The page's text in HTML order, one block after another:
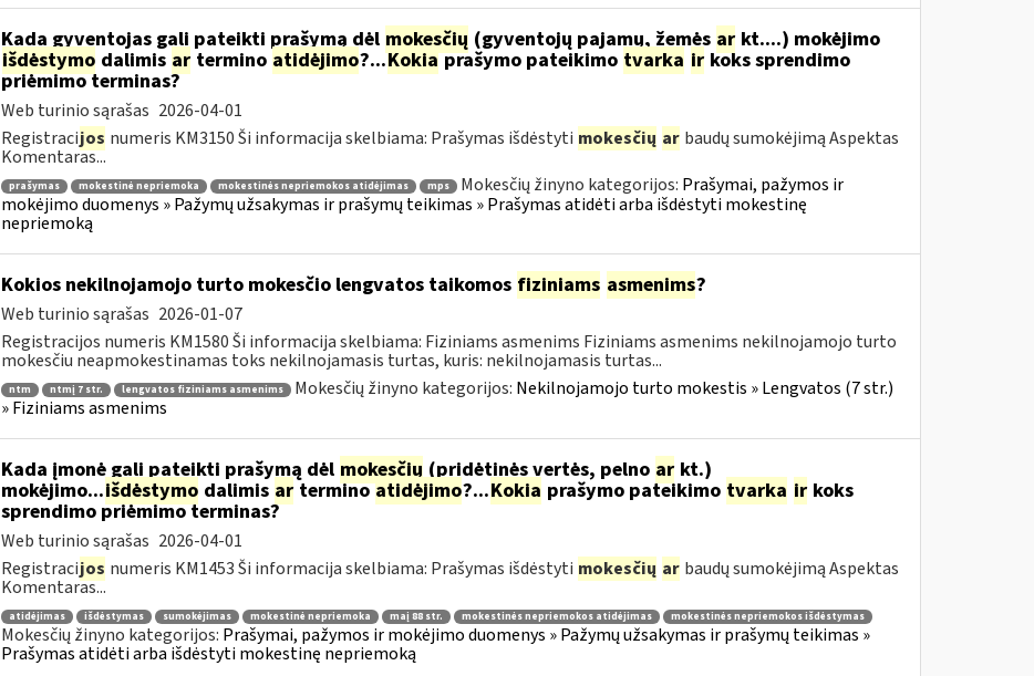
Kada gyventojas gali pateikti prašymą dėl mokesčių (gyventojų pajamų, žemės arkt....) mokėjimo
išdėstymo dalimis artermino atidėjimo?...Kokiaprašymo pateikimo tvarka irkoks sprendimo
priėmimo terminas?
Web turinio sąrašas 2026-04-01
Registracijos numeris KM3150 Ši informacija skelbiama: Prašymas išdėstyti mokesčių ar baudų sumokėjimą Aspektas
Komentaras...
prašymas mokestinė nepriemoka mokestinės nepriemokos atidėjimas mps Mokesčių žinyno kategorijos: Prašymai, pažymos ir
mokėjimo duomenys » Pažymų užsakymas ir prašymų teikimas » Prašymas atidėti arba išdėstyti mokestinę
nepriemoką
Kokios nekilnojamojo turto mokesčio lengvatos taikomos fiziniams asmenims?
Web turinio sąrašas 2026-01-07
Registracijos numeris KM1580 Ši informacija skelbiama: Fiziniams asmenims Fiziniams asmenims nekilnojamojo turto
mokesčiu neapmokestinamas toks nekilnojamasis turtas, kuris: nekilnojamasis turtas...
ntm ntmį 7 str. lengvatos fiziniams asmenims Mokesčių žinyno kategorijos: Nekilnojamojo turto mokestis » Lengvatos (7 str.)
» Fiziniams asmenims
Kada įmonė gali pateikti prašymą dėl mokesčių(pridėtinės vertės, pelno arkt.)
mokėjimo...išdėstymo dalimis arterminoatidėjimo?...Kokia prašymo pateikimo tvarka irkoks
sprendimo priėmimo terminas?
Web turinio sąrašas 2026-04-01
Registracijos numeris KM1453 Ši informacija skelbiama: Prašymas išdėstyti mokesčių ar baudų sumokėjimą Aspektas
Komentaras...
atidėjimas išdėstymas sumokėjimas mokestinė nepriemoka maį 88 str. mokestinės nepriemokos atidėjimas mokestinės nepriemokos išdėstymas
Mokesčių žinyno kategorijos: Prašymai, pažymos ir mokėjimo duomenys » Pažymų užsakymas ir prašymų teikimas »
Prašymas atidėti arba išdėstyti mokestinę nepriemoką